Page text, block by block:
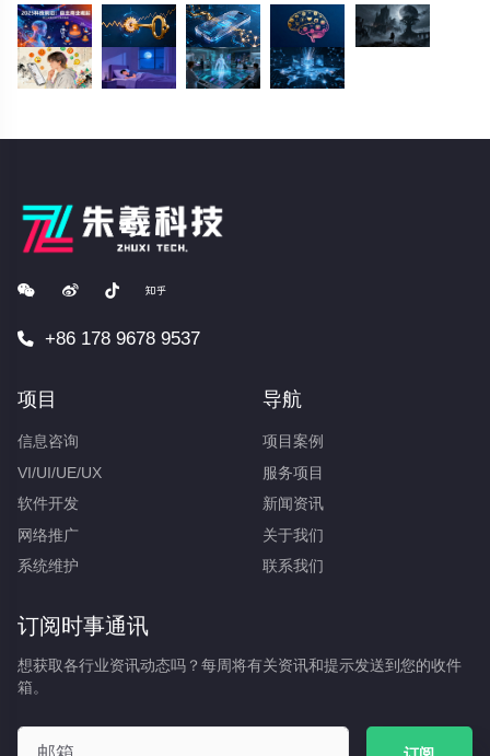
+86 178 9678 9537
项目
信息咨询
VI/UI/UE/UX
软件开发
网络推广
系统维护
导航
项目案例
服务项目
新闻资讯
关于我们
联系我们
订阅时事通讯
想获取各行业资讯动态吗？每周将有关资讯和提示发送到您的收件
箱。